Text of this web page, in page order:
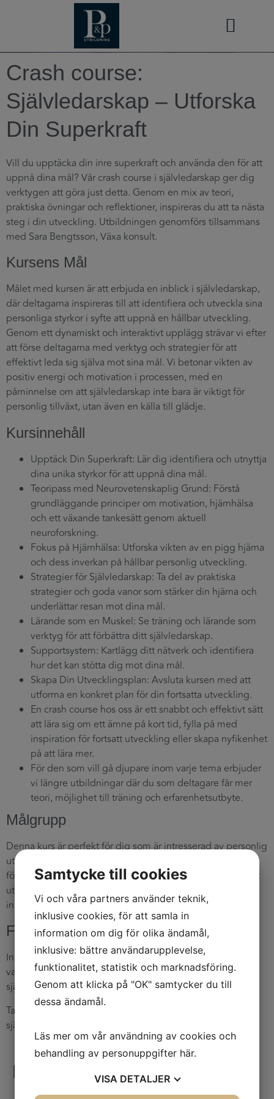
Crash course:
Självledarskap – Utforska
Din Superkraft
Vill du upptäcka din inre superkraft och använda den för att
uppnå dina mål? Vår crash course i självledarskap ger dig
verktygen att göra just detta. Genom en mix av teori,
praktiska övningar och reflektioner, inspireras du att ta nästa
steg i din utveckling. Utbildningen genomförs tillsammans
med Sara Bengtsson, Växa konsult.
Kursens Mål
Målet med kursen är att erbjuda en inblick i självledarskap,
där deltagarna inspireras till att identifiera och utveckla sina
personliga styrkor i syfte att uppnå en hållbar utveckling.
Genom ett dynamiskt och interaktivt upplägg strävar vi efter
att förse deltagarna med verktyg och strategier för att
effektivt leda sig själva mot sina mål. Vi betonar vikten av
positiv energi och motivation i processen, med en
påminnelse om att självledarskap inte bara är viktigt för
personlig tillväxt, utan även en källa till glädje.
Kursinnehåll
Upptäck Din Superkraft: Lär dig identifiera och utnyttja
dina unika styrkor för att uppnå dina mål.
Teoripass med Neurovetenskaplig Grund: Förstå
grundläggande principer om motivation, hjärnhälsa
och ett växande tankesätt genom aktuell
neuroforskning.
Fokus på Hjärnhälsa: Utforska vikten av en pigg hjärna
och dess inverkan på hållbar personlig utveckling.
Strategier för Självledarskap: Ta del av praktiska
strategier och goda vanor som stärker din hjärna och
underlättar resan mot dina mål.
Lärande som en Muskel: Se träning och lärande som
verktyg för att förbättra ditt självledarskap.
Supportsystem: Kartlägg ditt nätverk och identifiera
hur det kan stötta dig mot dina mål.
Skapa Din Utvecklingsplan: Avsluta kursen med att
utforma en konkret plan för din fortsatta utveckling.
En crash course hos oss är ett snabbt och effektivt sätt
att lära sig om ett ämne på kort tid, fylla på med
inspiration för fortsatt utveckling eller skapa nyfikenhet
på att lära mer.
För den som vill gå djupare inom varje tema erbjuder
vi längre utbildningar där du som deltagare får mer
teori, möjlighet till träning och erfarenhetsutbyte.
Målgrupp
Denna kurs är perfekt för dig som är intresserad av personlig
utveckling och vill lära dig mer om självledarskap. Inga
förkunskaper krävs – vi välkomnar alla som är nyfikna på att
utforska och lära sig mer kring detta ämne, både genom
interaktion med andra och genom självreflektion.
Förkunskaper
Inga förkunskaper behövs. Denna kurs är utformad för att
vara tillgänglig för alla som har ett intresse av att utforska
självledarskap och personlig utveckling.
Ta steget idag och börja din resa mot ett starkare
självledarskap och en mer målmedveten framtid.
Boka nu
Samtycke till cookies
Vi och våra partners använder teknik,
inklusive cookies, för att samla in
information om dig för olika ändamål,
inklusive: bättre användarupplevelse,
funktionalitet, statistik och marknadsföring.
Genom att klicka på "OK" samtycker du till
dessa ändamål.
Läs mer om vår användning av cookies och
behandling av personuppgifter här.
VISA DETALJER